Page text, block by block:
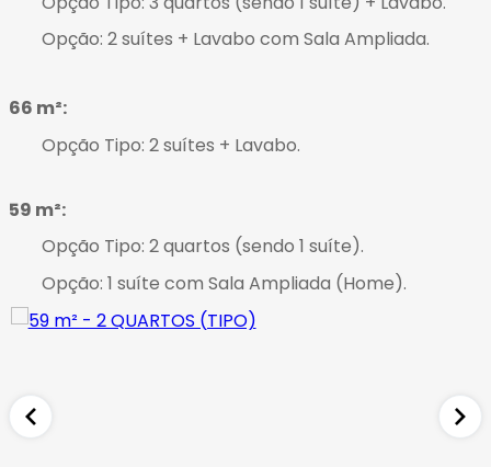
Opção: 2 suítes + Lavabo com Sala Ampliada.
66 m²:
Opção Tipo: 2 suítes + Lavabo.
59 m²:
Opção Tipo: 2 quartos (sendo 1 suíte).
Opção: 1 suíte com Sala Ampliada (Home).